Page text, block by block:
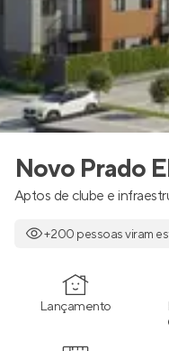
Novo Prado
Aptos de clube e
+200 pessoas viram
Lançamento